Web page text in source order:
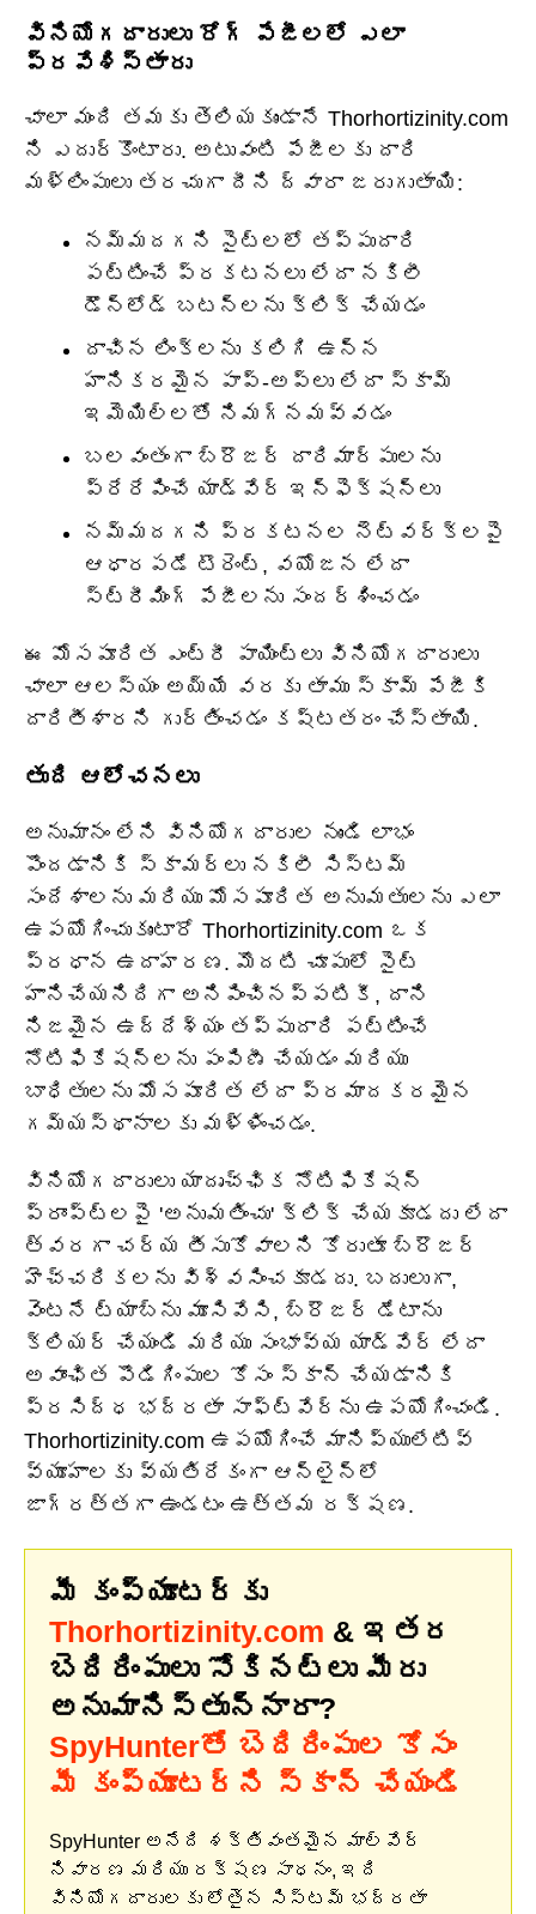
వినియోగదారులు రోగ్ పేజీలలో ఎలా
ప్రవేశిస్తారు
చాలా మంది తమకు తెలియకుండానే Thorhortizinity.com
ని ఎదుర్కొంటారు. అటువంటి పేజీలకు దారి
మళ్లింపులు తరచుగా దీని ద్వారా జరుగుతాయి:
నమ్మదగని సైట్‌లలో తప్పుదారి
పట్టించే ప్రకటనలు లేదా నకిలీ
డౌన్‌లోడ్ బటన్‌లను క్లిక్ చేయడం
దాచిన లింక్‌లను కలిగి ఉన్న
హానికరమైన పాప్-అప్‌లు లేదా స్కామ్
ఇమెయిల్‌లతో నిమగ్నమవ్వడం
బలవంతంగా బ్రౌజర్ దారిమార్పులను
ప్రేరేపించే యాడ్‌వేర్ ఇన్‌ఫెక్షన్లు
నమ్మదగని ప్రకటనల నెట్‌వర్క్‌లపై
ఆధారపడే టొరెంట్, వయోజన లేదా
స్ట్రీమింగ్ పేజీలను సందర్శించడం
ఈ మోసపూరిత ఎంట్రీ పాయింట్లు వినియోగదారులు
చాలా ఆలస్యం అయ్యే వరకు తాము స్కామ్ పేజీకి
దారితీశారని గుర్తించడం కష్టతరం చేస్తాయి.
తుది ఆలోచనలు
అనుమానం లేని వినియోగదారుల నుండి లాభం
పొందడానికి స్కామర్లు నకిలీ సిస్టమ్
సందేశాలను మరియు మోసపూరిత అనుమతులను ఎలా
ఉపయోగించుకుంటారో Thorhortizinity.com ఒక
ప్రధాన ఉదాహరణ. మొదటి చూపులో సైట్
హానిచేయనిదిగా అనిపించినప్పటికీ, దాని
నిజమైన ఉద్దేశ్యం తప్పుదారి పట్టించే
నోటిఫికేషన్‌లను పంపిణీ చేయడం మరియు
బాధితులను మోసపూరిత లేదా ప్రమాదకరమైన
గమ్యస్థానాలకు మళ్ళించడం.
వినియోగదారులు యాదృచ్ఛిక నోటిఫికేషన్
ప్రాంప్ట్‌లపై 'అనుమతించు' క్లిక్ చేయకూడదు లేదా
త్వరగా చర్య తీసుకోవాలని కోరుతూ బ్రౌజర్
హెచ్చరికలను విశ్వసించకూడదు. బదులుగా,
వెంటనే ట్యాబ్‌ను మూసివేసి, బ్రౌజర్ డేటాను
క్లియర్ చేయండి మరియు సంభావ్య యాడ్‌వేర్ లేదా
అవాంఛిత పొడిగింపుల కోసం స్కాన్ చేయడానికి
ప్రసిద్ధ భద్రతా సాఫ్ట్‌వేర్‌ను ఉపయోగించండి.
Thorhortizinity.com ఉపయోగించే మానిప్యులేటివ్
వ్యూహాలకు వ్యతిరేకంగా ఆన్‌లైన్‌లో
జాగ్రత్తగా ఉండటం ఉత్తమ రక్షణ.
మీ కంప్యూటర్‌కు
Thorhortizinity.com & ఇతర
బెదిరింపులు సోకినట్లు మీరు
అనుమానిస్తున్నారా?
SpyHunterతో బెదిరింపుల కోసం
మీ కంప్యూటర్‌ని స్కాన్ చేయండి
SpyHunter అనేది శక్తివంతమైన మాల్వేర్
నివారణ మరియు రక్షణ సాధనం, ఇది
వినియోగదారులకు లోతైన సిస్టమ్ భద్రతా